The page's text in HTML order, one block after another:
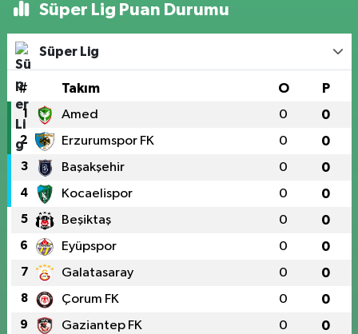
Süper Lig Puan Durumu
Süper Lig
# Takım O P
1 Amed 0 0
2 Erzurumspor FK 0 0
3 Başakşehir 0 0
4 Kocaelispor 0 0
5 Beşiktaş 0 0
6 Eyüpspor 0 0
7 Galatasaray 0 0
8 Çorum FK 0 0
9 Gaziantep FK 0 0